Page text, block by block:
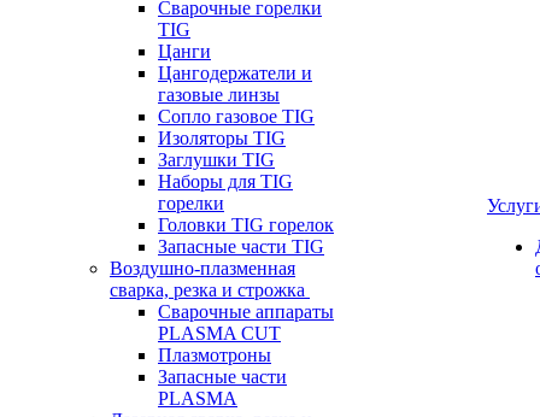
Сварочные горелки
TIG
Цанги
Цангодержатели и
газовые линзы
Сопло газовое TIG
Изоляторы TIG
Заглушки TIG
Наборы для TIG
горелки
Головки TIG горелок
Запасные части TIG
Воздушно-плазменная
сварка, резка и строжка
Сварочные аппараты
PLASMA CUT
Плазмотроны
Запасные части
PLASMA